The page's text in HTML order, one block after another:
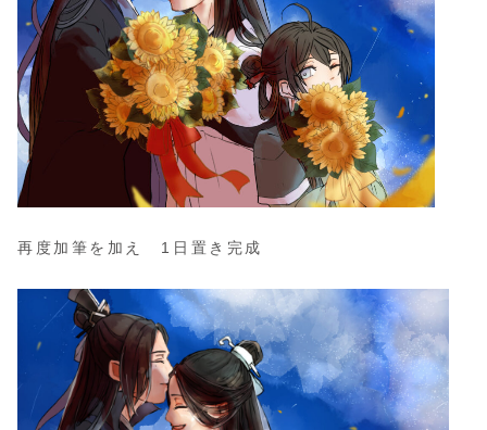
再度加筆を加え 1日置き完成